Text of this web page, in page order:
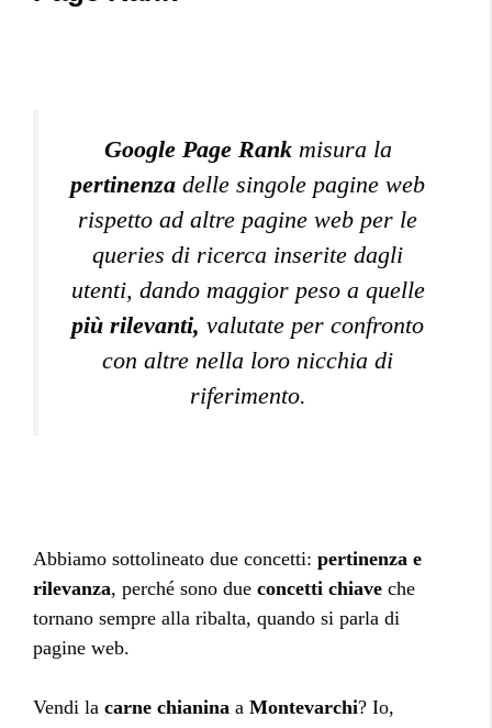
Google Page Rankmisura la
pertinenza delle singole pagine web
rispetto ad altre pagine web per le
queries di ricerca inserite dagli
utenti, dando maggior peso a quelle
più rilevanti, valutate per confronto
con altre nella loro nicchia di
riferimento.
Abbiamo sottolineato due concetti: pertinenza e
rilevanza, perché sono due concetti chiave che
tornano sempre alla ribalta, quando si parla di
pagine web.
Vendi la carne chianina a Montevarchi? Io,